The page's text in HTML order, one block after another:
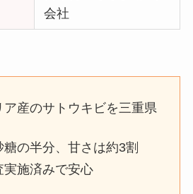
会社
ア産のサトウキビを三重県
糖の半分、甘さは約3割
実施済みで安心